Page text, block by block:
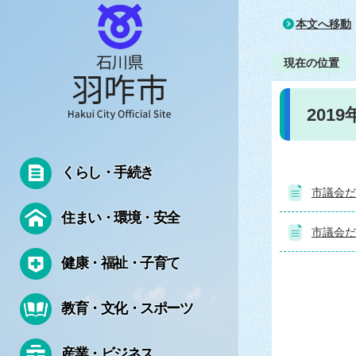
本文へ移動
くらし・手続き
住まい・環境・安全
健康・福祉・子育て
教育・文化・スポーツ
現在の位置
2019
市議会
市議会